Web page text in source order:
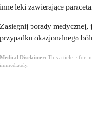
inne leki zawierające
Zasięgnij porady
przypadku okazjonalnego
Medical Disclaimer: This article is for
immediately.